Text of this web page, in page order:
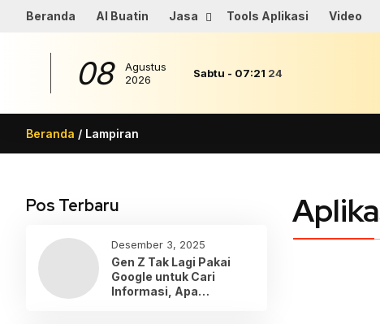
Beranda AI Buatin Jasa Tools Aplikasi Video
08
Agustus
2026
Sabtu - 07:21 24
Beranda / Lampiran
Pos Terbaru
Desember 3, 2025
Gen Z Tak Lagi Pakai
Google untuk Cari
Informasi, Apa